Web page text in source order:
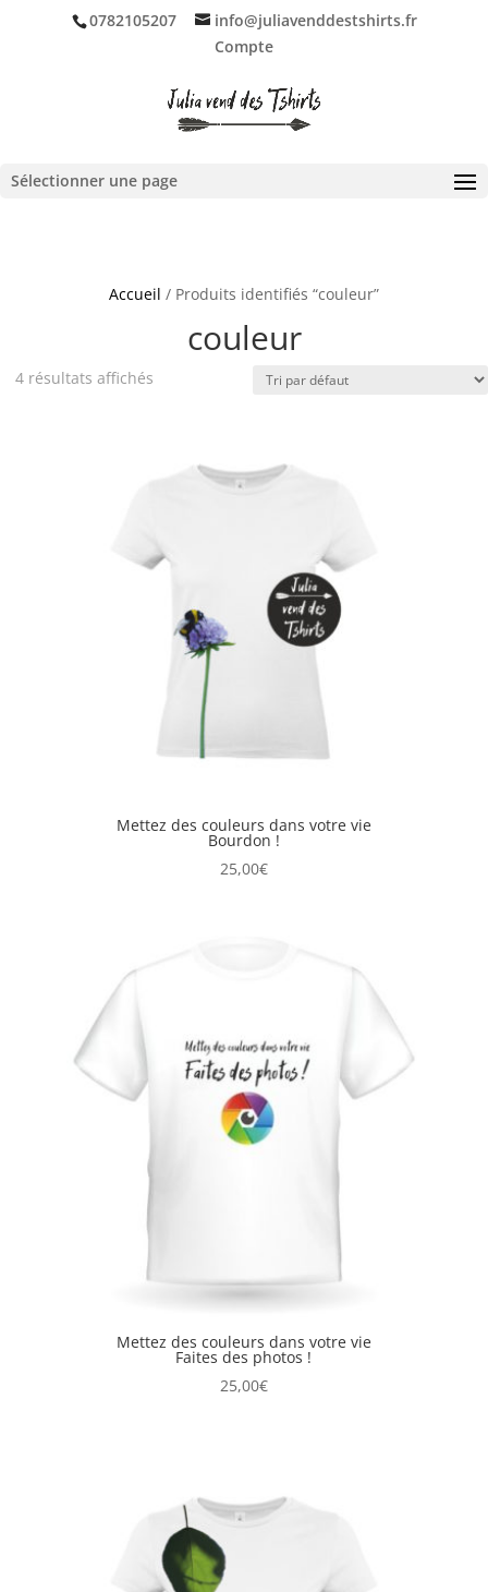
0782105207
info@juliavenddestshirts.fr
Compte
Sélectionner une page
Accueil / Produits identifiés “couleur”
couleur
4 résultats affichés
Mettez des couleurs dans votre vie
Bourdon !
25,00€
Mettez des couleurs dans votre vie
Faites des photos !
25,00€